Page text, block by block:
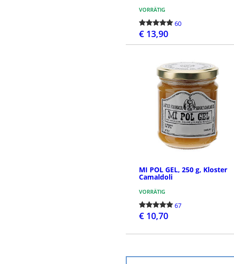
VORRÄTIG
60
€ 13,90
MI POL GEL, 250 g, Kloster
Camaldoli
VORRÄTIG
67
€ 10,70